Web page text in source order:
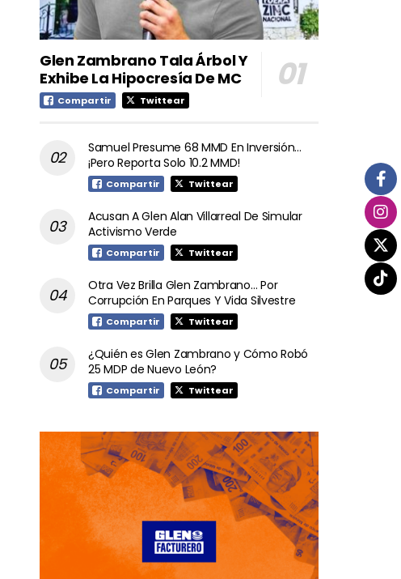
Glen Zambrano Tala Árbol Y
Exhibe La Hipocresía De MC
Compartir Twittear
Samuel Presume 68 MMD En Inversión…
¡Pero Reporta Solo 10.2 MMD!
Compartir Twittear
Acusan A Glen Alan Villarreal De Simular
Activismo Verde
Compartir Twittear
Otra Vez Brilla Glen Zambrano… Por
Corrupción En Parques Y Vida Silvestre
Compartir Twittear
¿Quién es Glen Zambrano y Cómo Robó
25 MDP de Nuevo León?
Compartir Twittear